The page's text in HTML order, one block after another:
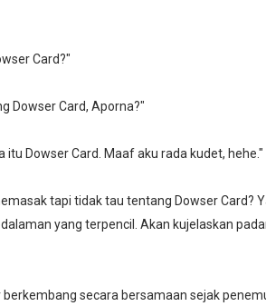
Card?"
Dowser Card, Aporna?"
itu Dowser Card. Maaf aku rada kudet, hehe."
tapi tidak tau tentang Dowser Card?
yang terpencil. Akan kujelaskan
berkembang secara bersamaan sejak